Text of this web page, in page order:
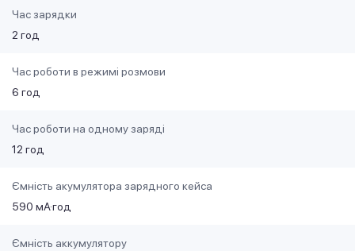
Час зарядки
2 год
Час роботи в режимі розмови
6 год
Час роботи на одному заряді
12 год
Ємність акумулятора зарядного кейса
590 мА·год
Ємність аккумулятору